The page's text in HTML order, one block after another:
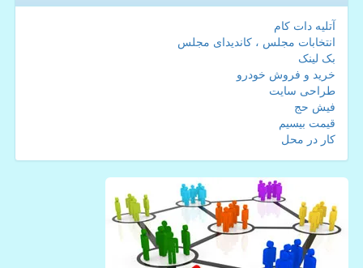
آتلیه دات کام
انتخابات مجلس ، کاندیدای مجلس
بک لینک
خرید و فروش خودرو
طراحی سایت
فیش حج
قیمت بیسیم
کار در محل